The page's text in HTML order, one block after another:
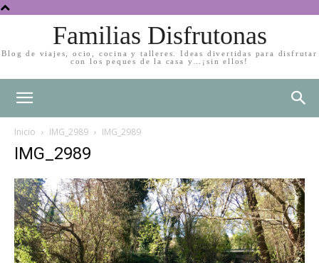
Familias Disfrutonas
Blog de viajes, ocio, cocina y talleres. Ideas divertidas para disfrutar
con los peques de la casa y…¡sin ellos!
Inicio IMG_2989 IMG_2989
IMG_2989